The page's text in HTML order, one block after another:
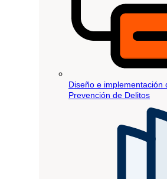
Diseño e implementación
Prevención de Delitos